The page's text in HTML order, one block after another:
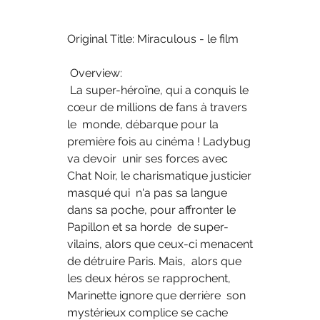
Original Title: Miraculous - le film
Overview:
cœur de millions de fans à travers
le  monde, débarque pour la
première fois au cinéma ! Ladybug
va devoir  unir ses forces avec
Chat Noir, le charismatique justicier
masqué qui  n'a pas sa langue
dans sa poche, pour affronter le
Papillon et sa horde  de super-
vilains, alors que ceux-ci menacent
de détruire Paris. Mais,  alors que
les deux héros se rapprochent,
Marinette ignore que derrière  son
mystérieux complice se cache